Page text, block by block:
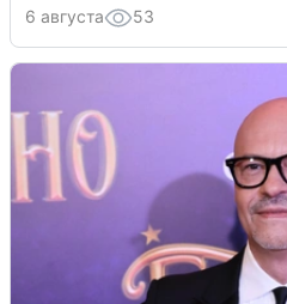
6 августа 53